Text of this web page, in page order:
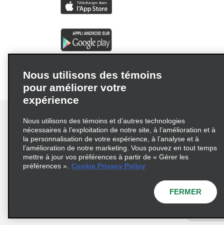
Conditions d’utilisation
Politique de confidentialité
Politique sur les fichiers témoins
© 2026 Enterprise Holdings, Inc. Tous droits réservés
Nous utilisons des témoins
pour améliorer votre
expérience
Nous utilisons des témoins et d’autres technologies
nécessaires à l’exploitation de notre site, à l’amélioration et à
la personnalisation de votre expérience, à l’analyse et à
l’amélioration de notre marketing. Vous pouvez en tout temps
mettre à jour vos préférences à partir de « Gérer les
préférences ». Cookie Privacy Policy
FERMER